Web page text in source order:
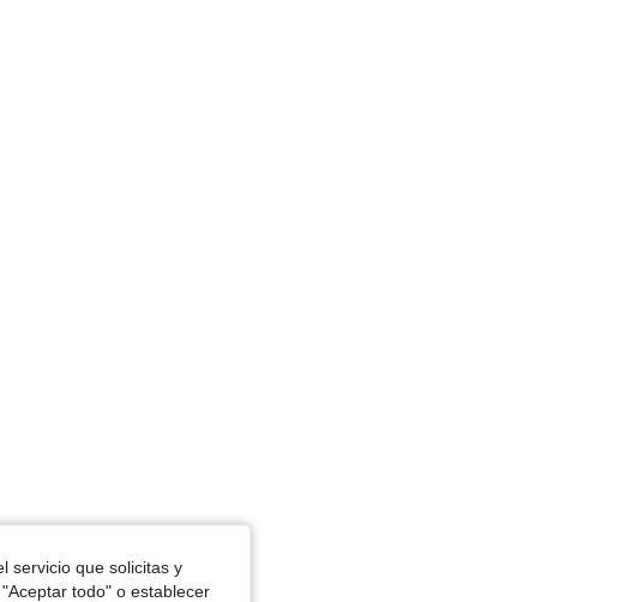
servicio que solicitas y
todo" o establecer